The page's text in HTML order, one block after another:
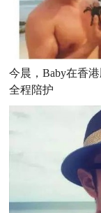
今晨，Baby在香
全程陪护